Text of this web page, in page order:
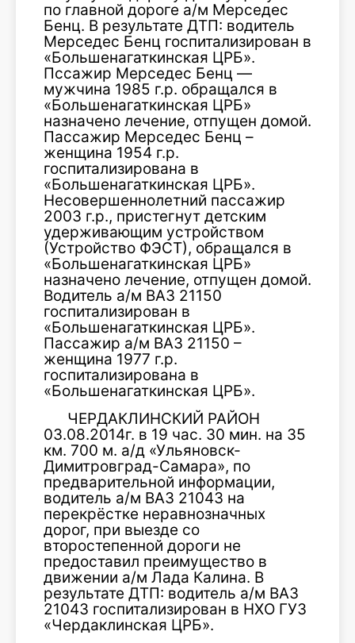
по главной дороге а/м Мерседес
Бенц. В результате ДТП: водитель
Мерседес Бенц госпитализирован в
«Большенагаткинская ЦРБ».
Пссажир Мерседес Бенц —
мужчина 1985 г.р. обращался в
«Большенагаткинская ЦРБ»
назначено лечение, отпущен домой.
Пассажир Мерседес Бенц –
женщина 1954 г.р.
госпитализирована в
«Большенагаткинская ЦРБ».
Несовершеннолетний пассажир
2003 г.р., пристегнут детским
удерживающим устройством
(Устройство ФЭСТ), обращался в
«Большенагаткинская ЦРБ»
назначено лечение, отпущен домой.
Водитель а/м ВАЗ 21150
госпитализирован в
«Большенагаткинская ЦРБ».
Пассажир а/м ВАЗ 21150 –
женщина 1977 г.р.
госпитализирована в
«Большенагаткинская ЦРБ».
ЧЕРДАКЛИНСКИЙ РАЙОН
03.08.2014г. в 19 час. 30 мин. на 35
км. 700 м. а/д «Ульяновск-
Димитровград-Самара», по
предварительной информации,
водитель а/м ВАЗ 21043 на
перекрёстке неравнозначных
дорог, при выезде со
второстепенной дороги не
предоставил преимущество в
движении а/м Лада Калина. В
результате ДТП: водитель а/м ВАЗ
21043 госпитализирован в НХО ГУЗ
«Чердаклинская ЦРБ».